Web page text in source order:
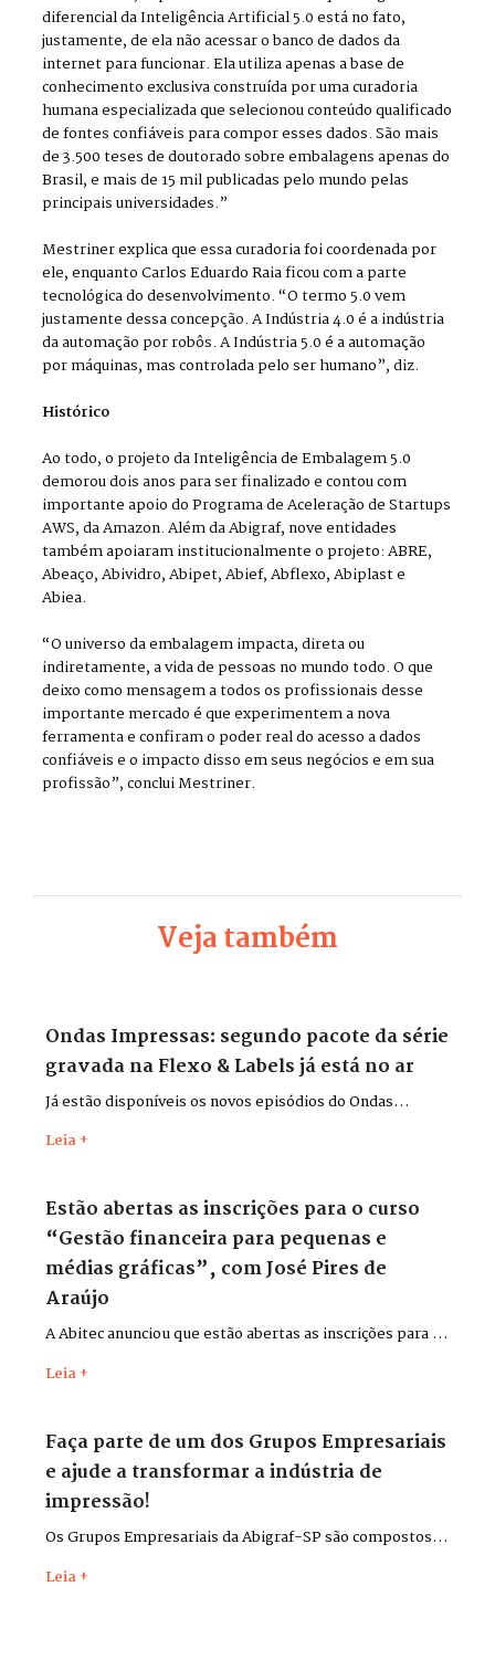
diferencial da Inteligência Artificial 5.0 está no fato,
justamente, de ela não acessar o banco de dados da
internet para funcionar. Ela utiliza apenas a base de
conhecimento exclusiva construída por uma curadoria
humana especializada que selecionou conteúdo qualificado
de fontes confiáveis para compor esses dados. São mais
de 3.500 teses de doutorado sobre embalagens apenas do
Brasil, e mais de 15 mil publicadas pelo mundo pelas
principais universidades.”
Mestriner explica que essa curadoria foi coordenada por
ele, enquanto Carlos Eduardo Raia ficou com a parte
tecnológica do desenvolvimento. “O termo 5.0 vem
justamente dessa concepção. A Indústria 4.0 é a indústria
da automação por robôs. A Indústria 5.0 é a automação
por máquinas, mas controlada pelo ser humano”, diz.
Histórico
Ao todo, o projeto da Inteligência de Embalagem 5.0
demorou dois anos para ser finalizado e contou com
importante apoio do Programa de Aceleração de Startups
AWS, da Amazon. Além da Abigraf, nove entidades
também apoiaram institucionalmente o projeto: ABRE,
Abeaço, Abividro, Abipet, Abief, Abflexo, Abiplast e
Abiea.
“O universo da embalagem impacta, direta ou
indiretamente, a vida de pessoas no mundo todo. O que
deixo como mensagem a todos os profissionais desse
importante mercado é que experimentem a nova
ferramenta e confiram o poder real do acesso a dados
confiáveis e o impacto disso em seus negócios e em sua
profissão”, conclui Mestriner.
Veja também
Ondas Impressas: segundo pacote da série
gravada na Flexo & Labels já está no ar
Já estão disponíveis os novos episódios do Ondas
Pack 2026, que aconteceu entre os dias 26 e 29 de maio,
Leia +
Estão abertas as inscrições para o curso
“Gestão financeira para pequenas e
médias gráficas”, com José Pires de
Araújo
A Abitec anunciou que estão abertas as inscrições para o
gráficas”, com o consultor José Pires de Araújo.
Leia +
Faça parte de um dos Grupos Empresariais
e ajude a transformar a indústria de
impressão!
Os Grupos Empresariais da Abigraf-SP são compostos
apresentar soluções, trocar experiências e contribuir,
Leia +